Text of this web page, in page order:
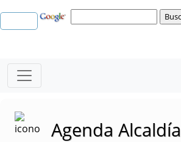
Agenda Alcaldía